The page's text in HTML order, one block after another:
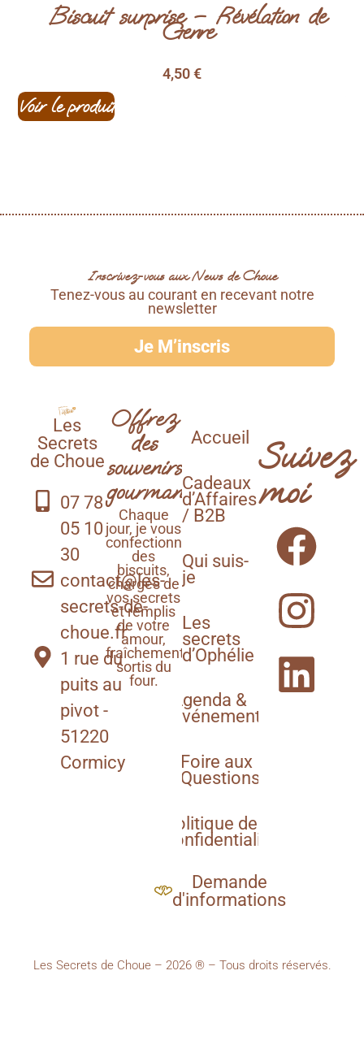
Biscuit surprise – Révélation de
Genre
4,50€
Voir le produit
Inscrivez-vous aux News de Choue
Tenez-vous au courant en recevant notre
newsletter
Je M’inscris
Les
Secrets
de Choue
07 78
05 10
30
contact@les-
secrets-de-
choue.fr
1 rue du
puits au
pivot -
51220
Cormicy
Offrez
des
souvenirs
gourmands
Chaque
jour, je vous
confectionne
des
biscuits,
chargés de
vos secrets
et remplis
de votre
amour,
fraîchement
sortis du
four.
Accueil
Cadeaux
d’Affaires
/ B2B
Qui suis-
je
Les
secrets
d’Ophélie
Agenda &
Événements
Foire aux
Questions
Politique de
confidentialité
Demande
d'informations
Suivez
moi
Les Secrets de Choue – 2026 ® – Tous droits réservés.